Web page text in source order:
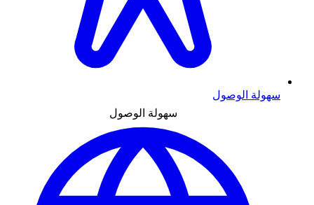
سهولة الوصول
سهولة الوصول